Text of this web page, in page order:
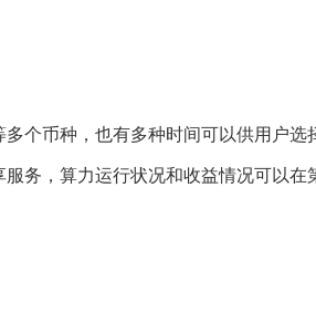
币种，也有多种时间可以供用户选
务，算力运行状况和收益情况可以在